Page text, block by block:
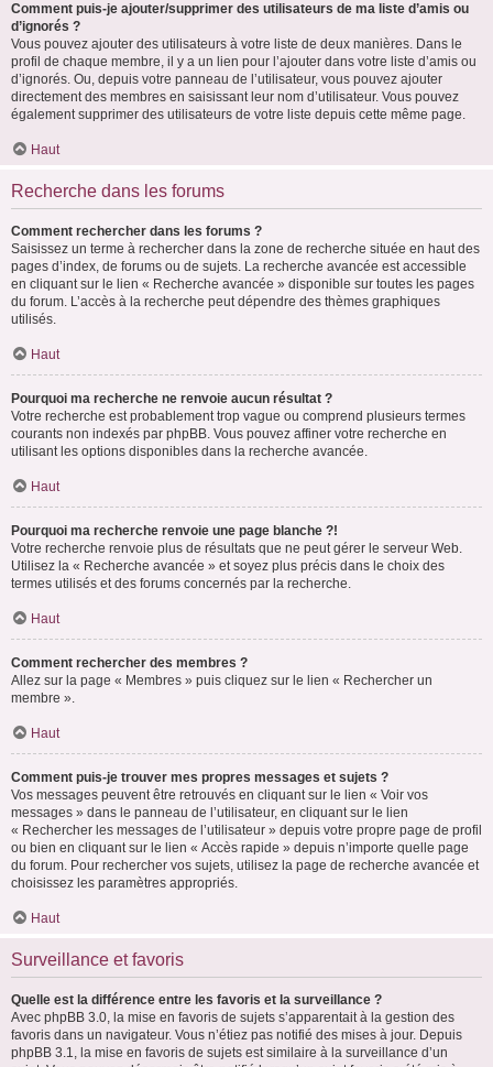
Comment puis-je ajouter/supprimer des utilisateurs de ma liste d’amis ou
d’ignorés ?
Vous pouvez ajouter des utilisateurs à votre liste de deux manières. Dans le
profil de chaque membre, il y a un lien pour l’ajouter dans votre liste d’amis ou
d’ignorés. Ou, depuis votre panneau de l’utilisateur, vous pouvez ajouter
directement des membres en saisissant leur nom d’utilisateur. Vous pouvez
également supprimer des utilisateurs de votre liste depuis cette même page.
Haut
Recherche dans les forums
Comment rechercher dans les forums ?
Saisissez un terme à rechercher dans la zone de recherche située en haut des
pages d’index, de forums ou de sujets. La recherche avancée est accessible
en cliquant sur le lien « Recherche avancée » disponible sur toutes les pages
du forum. L’accès à la recherche peut dépendre des thèmes graphiques
utilisés.
Haut
Pourquoi ma recherche ne renvoie aucun résultat ?
Votre recherche est probablement trop vague ou comprend plusieurs termes
courants non indexés par phpBB. Vous pouvez affiner votre recherche en
utilisant les options disponibles dans la recherche avancée.
Haut
Pourquoi ma recherche renvoie une page blanche ?!
Votre recherche renvoie plus de résultats que ne peut gérer le serveur Web.
Utilisez la « Recherche avancée » et soyez plus précis dans le choix des
termes utilisés et des forums concernés par la recherche.
Haut
Comment rechercher des membres ?
Allez sur la page « Membres » puis cliquez sur le lien « Rechercher un
membre ».
Haut
Comment puis-je trouver mes propres messages et sujets ?
Vos messages peuvent être retrouvés en cliquant sur le lien « Voir vos
messages » dans le panneau de l’utilisateur, en cliquant sur le lien
« Rechercher les messages de l’utilisateur » depuis votre propre page de profil
ou bien en cliquant sur le lien « Accès rapide » depuis n’importe quelle page
du forum. Pour rechercher vos sujets, utilisez la page de recherche avancée et
choisissez les paramètres appropriés.
Haut
Surveillance et favoris
Quelle est la différence entre les favoris et la surveillance ?
Avec phpBB 3.0, la mise en favoris de sujets s’apparentait à la gestion des
favoris dans un navigateur. Vous n’étiez pas notifié des mises à jour. Depuis
phpBB 3.1, la mise en favoris de sujets est similaire à la surveillance d’un